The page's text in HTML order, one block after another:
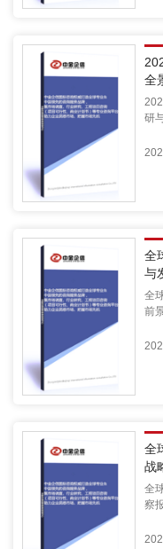
全
研
全
与
全
前
全
战
全
察